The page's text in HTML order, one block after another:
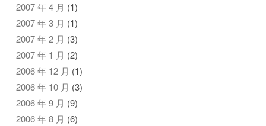
2007 年 4 月 (1)
2007 年 3 月 (1)
2007 年 2 月 (3)
2007 年 1 月 (2)
2006 年 12 月 (1)
2006 年 10 月 (3)
2006 年 9 月 (9)
2006 年 8 月 (6)